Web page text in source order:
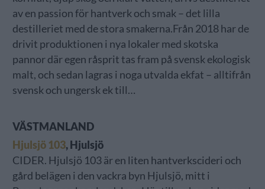
av en passion för hantverk och smak – det lilla
destilleriet med de stora smakerna.Från 2018 har de
drivit produktionen i nya lokaler med skotska
pannor där egen råsprit tas fram på svensk ekologisk
malt, och sedan lagras i noga utvalda ekfat – alltifrån
svensk och ungersk ek till…
VÄSTMANLAND
Hjulsjö 103, Hjulsjö
CIDER. Hjulsjö 103 är en liten hantverkscideri och
gård belägen i den vackra byn Hjulsjö, mitt i